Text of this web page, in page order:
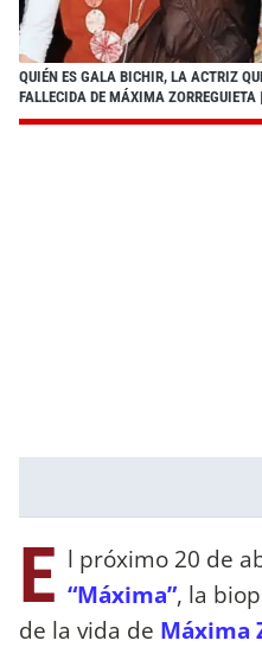
QUIÉN ES GALA BICHIR, LA ACTRIZ
FALLECIDA DE MÁXIMA ZORREGUIETA
E l próximo 20 de
“Máxima”, la
de la vida de Máxima